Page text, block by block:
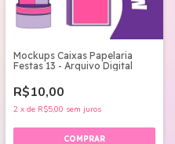
Mockups Caixas Papelaria
Festas 13 - Arquivo Digital
R$10,00
2 x de R$5,00 sem juros